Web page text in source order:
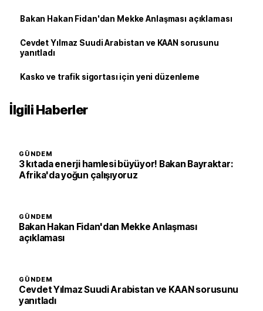
Bakan Hakan Fidan'dan Mekke Anlaşması açıklaması
Cevdet Yılmaz Suudi Arabistan ve KAAN sorusunu
yanıtladı
Kasko ve trafik sigortası için yeni düzenleme
İlgili Haberler
GÜNDEM
3 kıtada enerji hamlesi büyüyor! Bakan Bayraktar:
Afrika'da yoğun çalışıyoruz
GÜNDEM
Bakan Hakan Fidan'dan Mekke Anlaşması
açıklaması
GÜNDEM
Cevdet Yılmaz Suudi Arabistan ve KAAN sorusunu
yanıtladı